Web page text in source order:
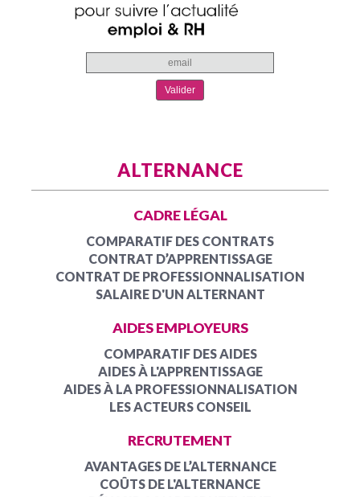
ALTERNANCE
CADRE LÉGAL
COMPARATIF DES CONTRATS
CONTRAT D’APPRENTISSAGE
CONTRAT DE PROFESSIONNALISATION
SALAIRE D'UN ALTERNANT
AIDES EMPLOYEURS
COMPARATIF DES AIDES
AIDES À L'APPRENTISSAGE
AIDES À LA PROFESSIONNALISATION
LES ACTEURS CONSEIL
RECRUTEMENT
AVANTAGES DE L’ALTERNANCE
COÛTS DE L'ALTERNANCE